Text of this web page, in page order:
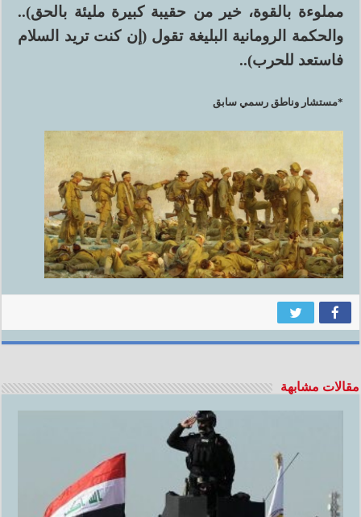
مملوءة بالقوة، خير من حقيبة كبيرة مليئة بالحق)..
والحكمة الرومانية البليغة تقول (إن كنت تريد السلام
فاستعد للحرب)..
*مستشار وناطق رسمي سابق
مقالات مشابهة